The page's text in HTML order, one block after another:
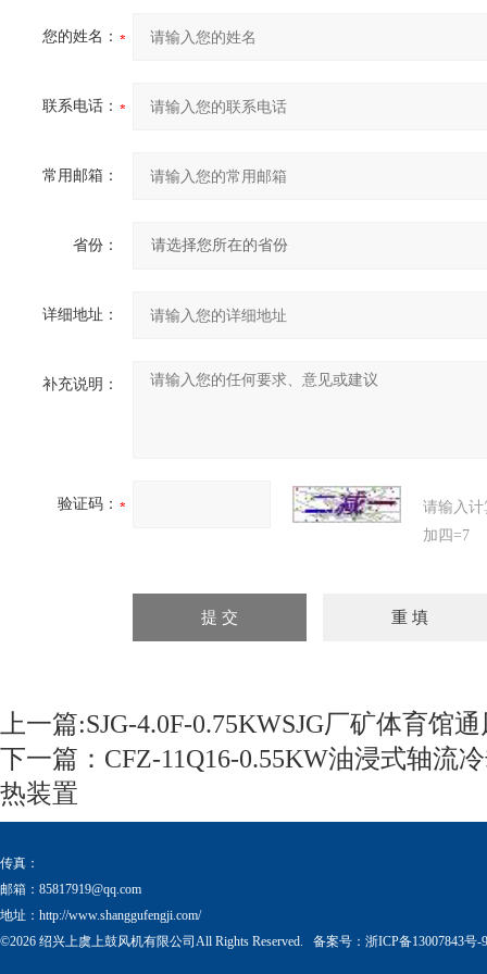
您的姓名：
联系电话：
常用邮箱：
省份：
详细地址：
补充说明：
验证码：
请输入
加四=7
上一篇:SJG-4.0F-0.75KWSJG厂矿体育馆
下一篇： CFZ-11Q16-0.55KW油浸式轴流
热装置
传真：
邮箱： 85817919@qq.com
地址：http://www.shanggufengji.com/
©2026 绍兴上虞上鼓风机有限公司All Rights Reserved. 备案号： 浙ICP备13007843号-9